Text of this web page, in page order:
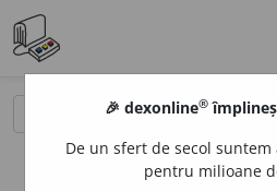
🎉 dexonline®
De un sfert de secol
pentru milioane